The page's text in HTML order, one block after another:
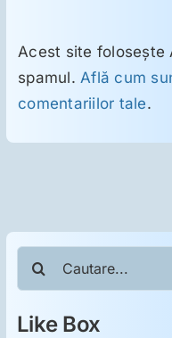
Acest site folosește
spamul.Află cum
comentariilor tale.
Cautare...
Like Box